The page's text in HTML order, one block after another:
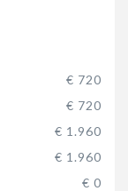
€ 720
€ 720
€ 1.960
€ 1.960
€ 0